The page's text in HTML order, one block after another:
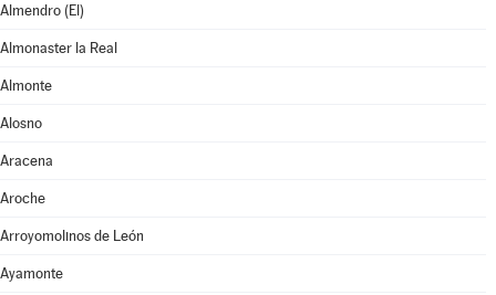
Almendro (El)
Almonaster la Real
Almonte
Alosno
Aracena
Aroche
Arroyomolinos de León
Ayamonte